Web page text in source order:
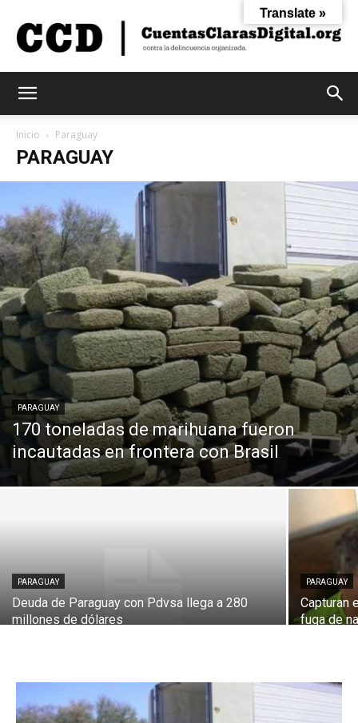
Claras
Inicio Paraguay
PARAGUAY
PARAGUAY
170 toneladas de marihuana fueron
incautadas en frontera con Brasil
PARAGUAY
Deuda de Paraguay con Pdvsa llega a 280
millones de dólares
PARAGUAY
Capturan
fuga de
Translate »